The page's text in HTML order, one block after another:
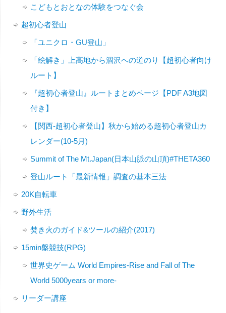
こどもとおとなの体験をつなぐ会
超初心者登山
「ユニクロ・GU登山」
「絵解き」上高地から涸沢への道のり【超初心者向け
ルート】
『超初心者登山』ルートまとめページ【PDF A3地図
付き】
【関西-超初心者登山】秋から始める超初心者登山カ
レンダー(10-5月)
Summit of The Mt.Japan(日本山脈の山頂)#THETA360
登山ルート「最新情報」調査の基本三法
20K自転車
野外生活
焚き火のガイド&ツールの紹介(2017)
15min盤競技(RPG)
世界史ゲーム World Empires-Rise and Fall of The
World 5000years or more-
リーダー講座